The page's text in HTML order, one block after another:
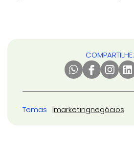
COMPARTILHE:
Temas marketingnegócios